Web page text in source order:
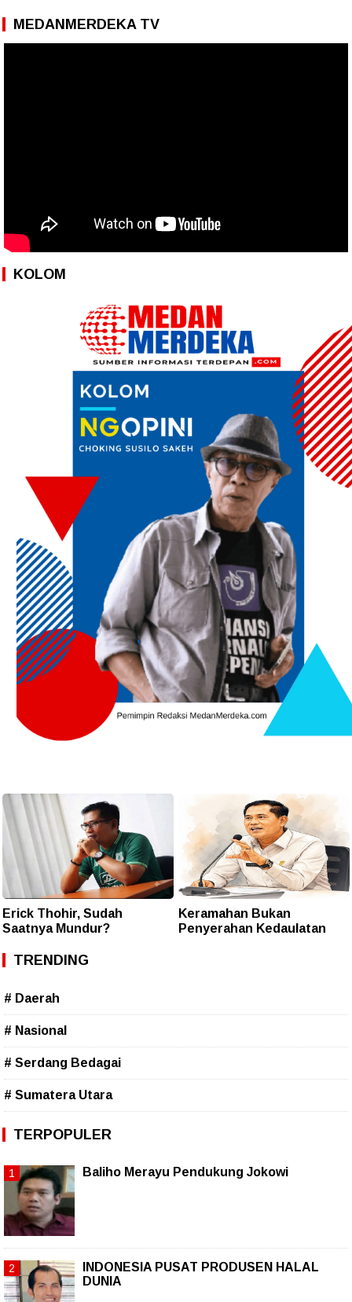
MEDANMERDEKA TV
KOLOM
Erick Thohir, Sudah
Saatnya Mundur?
Keramahan Bukan
Penyerahan Kedaulatan
TRENDING
# Daerah
# Nasional
# Serdang Bedagai
# Sumatera Utara
TERPOPULER
Baliho Merayu Pendukung Jokowi
INDONESIA PUSAT PRODUSEN HALAL
DUNIA